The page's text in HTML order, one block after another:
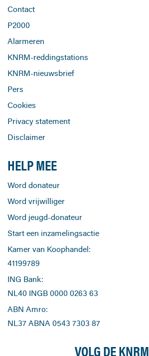
Contact
P2000
Alarmeren
KNRM-reddingstations
KNRM-nieuwsbrief
Pers
Cookies
Privacy statement
Disclaimer
HELP MEE
Word donateur
Word vrijwilliger
Word jeugd-donateur
Start een inzamelingsactie
Kamer van Koophandel:
41199789
ING Bank:
NL40 INGB 0000 0263 63
ABN Amro:
NL37 ABNA 0543 7303 87
VOLG DE KNRM